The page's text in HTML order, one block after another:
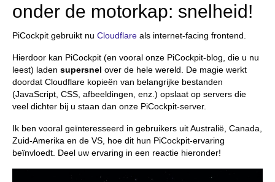
onder de motorkap: snelheid!
PiCockpit gebruikt nu Cloudflare als internet-facing frontend.
Hierdoor kan PiCockpit (en vooral onze PiCockpit-blog, die u nu
leest) laden supersnel over de hele wereld. De magie werkt
doordat Cloudflare kopieën van belangrijke bestanden
(JavaScript, CSS, afbeeldingen, enz.) opslaat op servers die
veel dichter bij u staan dan onze PiCockpit-server.
Ik ben vooral geïnteresseerd in gebruikers uit Australië, Canada,
Zuid-Amerika en de VS, hoe dit hun PiCockpit-ervaring
beïnvloedt. Deel uw ervaring in een reactie hieronder!